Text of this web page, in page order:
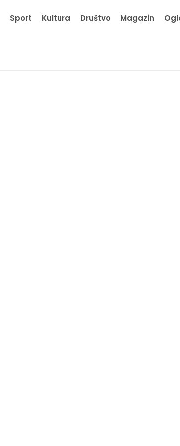
Sport Kultura Društvo Magazin